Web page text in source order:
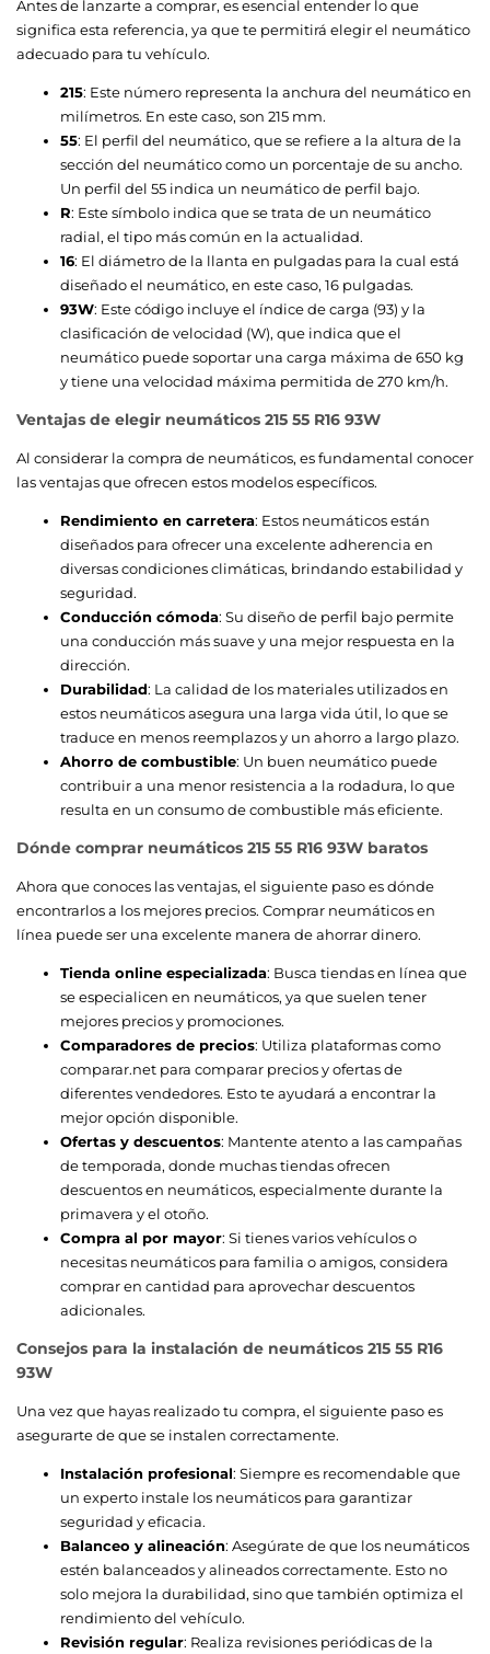
Antes de lanzarte a comprar, es esencial entender lo que
significa esta referencia, ya que te permitirá elegir el neumático
adecuado para tu vehículo.
215: Este número representa la anchura del neumático en
milímetros. En este caso, son 215 mm.
55: El perfil del neumático, que se refiere a la altura de la
sección del neumático como un porcentaje de su ancho.
Un perfil del 55 indica un neumático de perfil bajo.
R: Este símbolo indica que se trata de un neumático
radial, el tipo más común en la actualidad.
16: El diámetro de la llanta en pulgadas para la cual está
diseñado el neumático, en este caso, 16 pulgadas.
93W: Este código incluye el índice de carga (93) y la
clasificación de velocidad (W), que indica que el
neumático puede soportar una carga máxima de 650 kg
y tiene una velocidad máxima permitida de 270 km/h.
Ventajas de elegir neumáticos 215 55 R16 93W
Al considerar la compra de neumáticos, es fundamental conocer
las ventajas que ofrecen estos modelos específicos.
Rendimiento en carretera: Estos neumáticos están
diseñados para ofrecer una excelente adherencia en
diversas condiciones climáticas, brindando estabilidad y
seguridad.
Conducción cómoda: Su diseño de perfil bajo permite
una conducción más suave y una mejor respuesta en la
dirección.
Durabilidad: La calidad de los materiales utilizados en
estos neumáticos asegura una larga vida útil, lo que se
traduce en menos reemplazos y un ahorro a largo plazo.
Ahorro de combustible: Un buen neumático puede
contribuir a una menor resistencia a la rodadura, lo que
resulta en un consumo de combustible más eficiente.
Dónde comprar neumáticos 215 55 R16 93W baratos
Ahora que conoces las ventajas, el siguiente paso es dónde
encontrarlos a los mejores precios. Comprar neumáticos en
línea puede ser una excelente manera de ahorrar dinero.
Tienda online especializada: Busca tiendas en línea que
se especialicen en neumáticos, ya que suelen tener
mejores precios y promociones.
Comparadores de precios: Utiliza plataformas como
comparar.net para comparar precios y ofertas de
diferentes vendedores. Esto te ayudará a encontrar la
mejor opción disponible.
Ofertas y descuentos: Mantente atento a las campañas
de temporada, donde muchas tiendas ofrecen
descuentos en neumáticos, especialmente durante la
primavera y el otoño.
Compra al por mayor: Si tienes varios vehículos o
necesitas neumáticos para familia o amigos, considera
comprar en cantidad para aprovechar descuentos
adicionales.
Consejos para la instalación de neumáticos 215 55 R16
93W
Una vez que hayas realizado tu compra, el siguiente paso es
asegurarte de que se instalen correctamente.
Instalación profesional: Siempre es recomendable que
un experto instale los neumáticos para garantizar
seguridad y eficacia.
Balanceo y alineación: Asegúrate de que los neumáticos
estén balanceados y alineados correctamente. Esto no
solo mejora la durabilidad, sino que también optimiza el
rendimiento del vehículo.
Revisión regular: Realiza revisiones periódicas de la